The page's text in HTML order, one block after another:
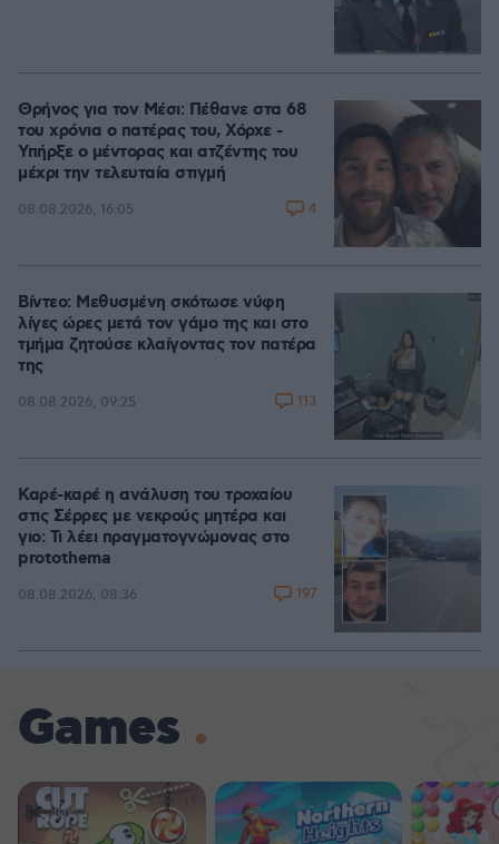
Θρήνος για τον Μέσι: Πέθανε στα 68
του χρόνια ο πατέρας του, Χόρχε -
Υπήρξε ο μέντορας και ατζέντης του
μέχρι την τελευταία στιγμή
08.08.2026, 16:05 4
Βίντεο: Μεθυσμένη σκότωσε νύφη
λίγες ώρες μετά τον γάμο της και στο
τμήμα ζητούσε κλαίγοντας τον πατέρα
της
08.08.2026, 09:25 113
Καρέ-καρέ η ανάλυση του τροχαίου
στις Σέρρες με νεκρούς μητέρα και
γιο: Τι λέει πραγματογνώμονας στο
protothema
08.08.2026, 08:36 197
Games